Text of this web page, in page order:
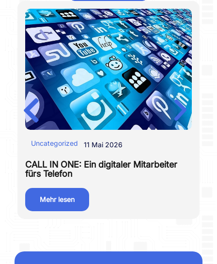
Uncategorized 11 Mai 2026
CALL IN ONE: Ein digitaler Mitarbeiter
fürs Telefon
Mehr lesen